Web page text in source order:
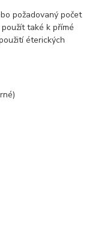
požadovaný počet
také k přímé
éterických